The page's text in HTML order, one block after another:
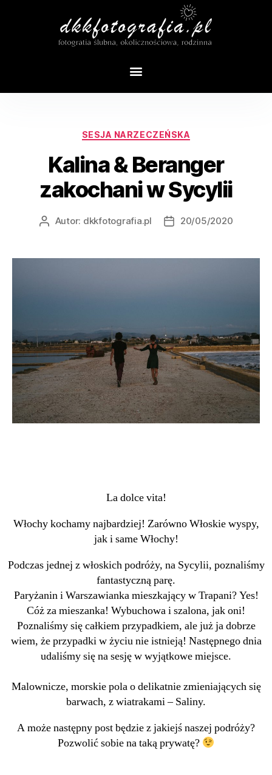
SESJA NARZECZEŃSKA
Kalina & Beranger
zakochani w Sycylii
Autor: dkkfotografia.pl 20/05/2020
La dolce vita!
Włochy kochamy najbardziej! Zarówno Włoskie wyspy,
jak i same Włochy!
Podczas jednej z włoskich podróży, na Sycylii, poznaliśmy
fantastyczną parę.
Paryżanin i Warszawianka mieszkający w Trapani? Yes!
Cóż za mieszanka! Wybuchowa i szalona, jak oni!
Poznaliśmy się całkiem przypadkiem, ale już ja dobrze
wiem, że przypadki w życiu nie istnieją! Następnego dnia
udaliśmy się na sesję w wyjątkowe miejsce.
Malownicze, morskie pola o delikatnie zmieniających się
barwach, z wiatrakami – Saliny.
A może następny post będzie z jakiejś naszej podróży?
Pozwolić sobie na taką prywatę?